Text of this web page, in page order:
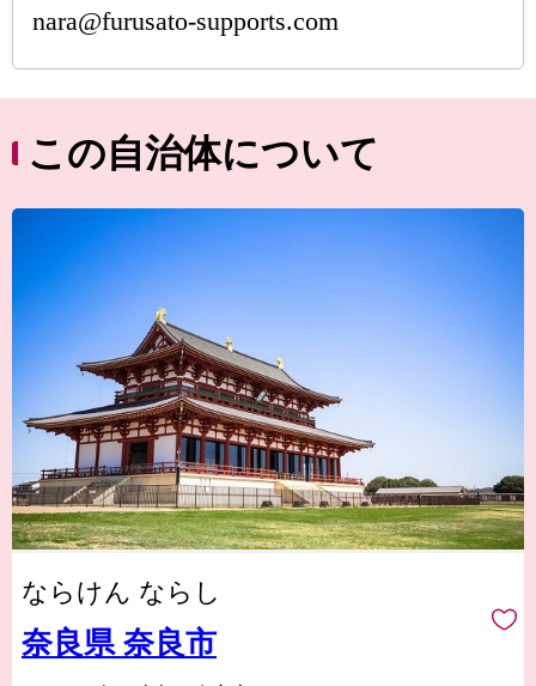
nara@furusato-supports.com
この自治体について
ならけん ならし
奈良県 奈良市